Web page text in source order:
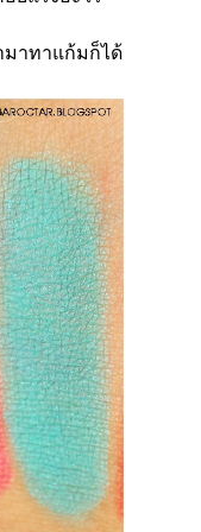
มาทาแก้มก็ได้